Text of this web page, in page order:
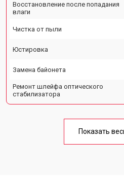
Восстановление после попадания
влаги
Чистка от пыли
Юстировка
Замена байонета
Ремонт шлейфа оптического
стабилизатора
Показать